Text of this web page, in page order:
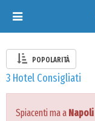
Toggle
navigation
POPOLARITÀ
3 Hotel Consigliati
Spiacenti ma a Napoli